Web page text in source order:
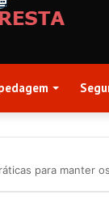
para manter